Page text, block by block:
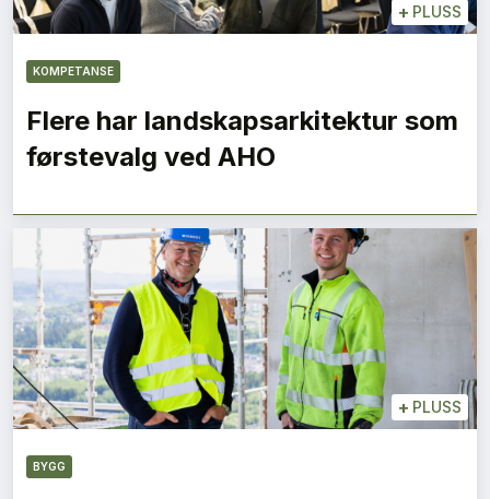
+ PLUSS
KOMPETANSE
Flere har landskapsarkitektur som
førstevalg ved AHO
+ PLUSS
BYGG